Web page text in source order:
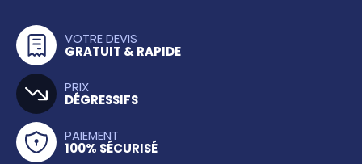
VOTRE DEVIS
GRATUIT & RAPIDE
PRIX
DÉGRESSIFS
PAIEMENT
100% SÉCURISÉ